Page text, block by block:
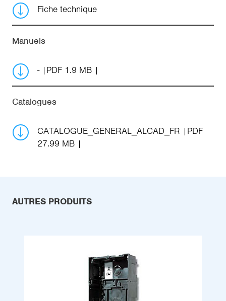
Fiche technique
Manuels
- PDF 1.9 MB
Catalogues
CATALOGUE_GENERAL_ALCAD_FR
PDF
27.99 MB
AUTRES PRODUITS